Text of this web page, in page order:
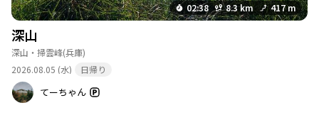
02:38
8.3 km 417 m
深山
深山・掃雲峰(兵庫)
2026.08.05 (水)
日帰り
てーちゃん